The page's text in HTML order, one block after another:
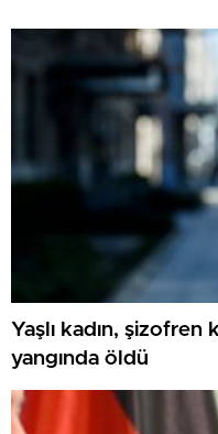
Yaşlı kadın, şizofren
yangında öldü